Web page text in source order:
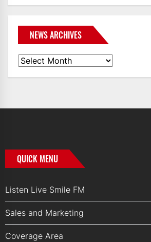
NEWS ARCHIVES
News
QUICK MENU
Listen Live Smile FM
Sales and Marketing
Coverage Area